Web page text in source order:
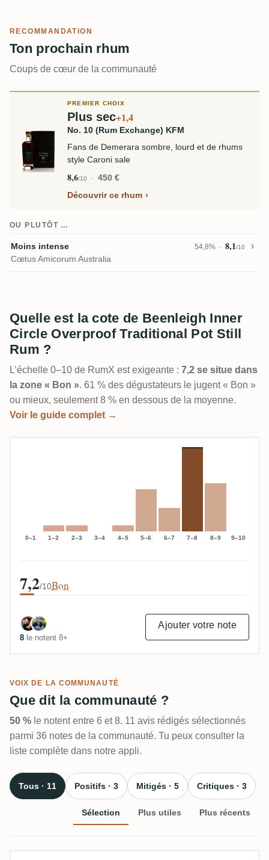
RECOMMANDATION
Ton prochain rhum
Coups de cœur de la communauté
PREMIER CHOIX
Plus sec+1,4
No. 10 (Rum Exchange) KFM
Fans de Demerara sombre, lourd et de rhums
style Caroni sale
8,6/10
450 €
Découvrir ce rhum
OU PLUTÔT …
Moins intense 54,8% 8,1/10
Cœtus Amicorum Australia
Quelle est la cote de Beenleigh Inner
Circle Overproof Traditional Pot Still
Rum ?
L’échelle 0–10 de RumX est exigeante : 7,2 se situe dans
la zone « Bon ». 61 % des dégustateurs le jugent « Bon »
ou mieux, seulement 8 % en dessous de la moyenne.
Voir le guide complet →
0–1 1–2 2–3 3–4 4–5 5–6 6–7 7–8 8–9 9–10
7,2/10Bon
8 le notent 8+
Ajouter votre note
VOIX DE LA COMMUNAUTÉ
Que dit la communauté ?
50 % le notent entre 6 et 8. 11 avis rédigés sélectionnés
parmi 36 notes de la communauté. Tu peux consulter la
liste complète dans notre appli.
Tous · 11 Positifs · 3 Mitigés · 5 Critiques · 3
Sélection Plus utiles Plus récents